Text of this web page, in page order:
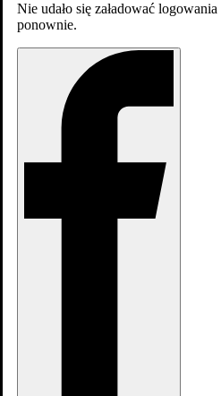
Nie udało się załadować
ponownie.